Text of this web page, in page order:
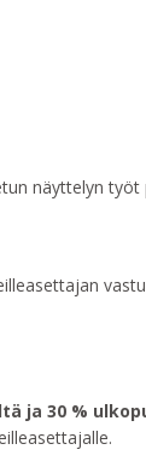
näyttelyn työt
ja 30 %